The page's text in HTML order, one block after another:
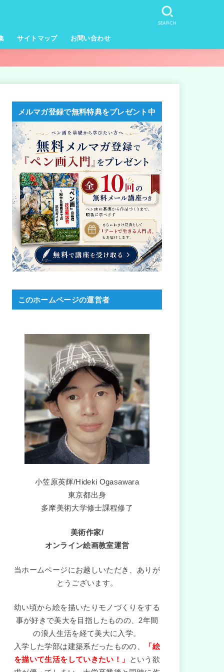
サイトマップ お問い合わせ
SEARCH
メルマガ登録で無料特典をプレゼント中
このホームページの運営者
小笠原英輝/Hideki Ogasawara
東京都出身
多摩美術大学修士課程修了
美術作家/
オンライン絵画教室運営
当ホームページにお越しいただき、ありが
とうございます。
幼い頃から絵を描いたりモノづくりをする
事が好きで美大を目指したものの、2年間
の浪人生活を経て美大に入学。
入学した学部は建築系だったものの、
「絵
を描いて生活をしていきたい！」
という欲